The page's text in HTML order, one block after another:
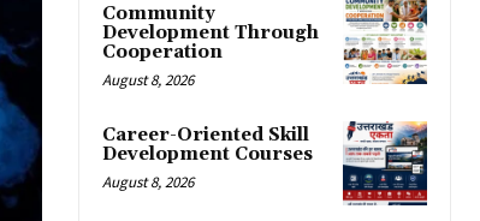
Community
Development Through
Cooperation
August 8, 2026
Career-Oriented Skill
Development Courses
August 8, 2026